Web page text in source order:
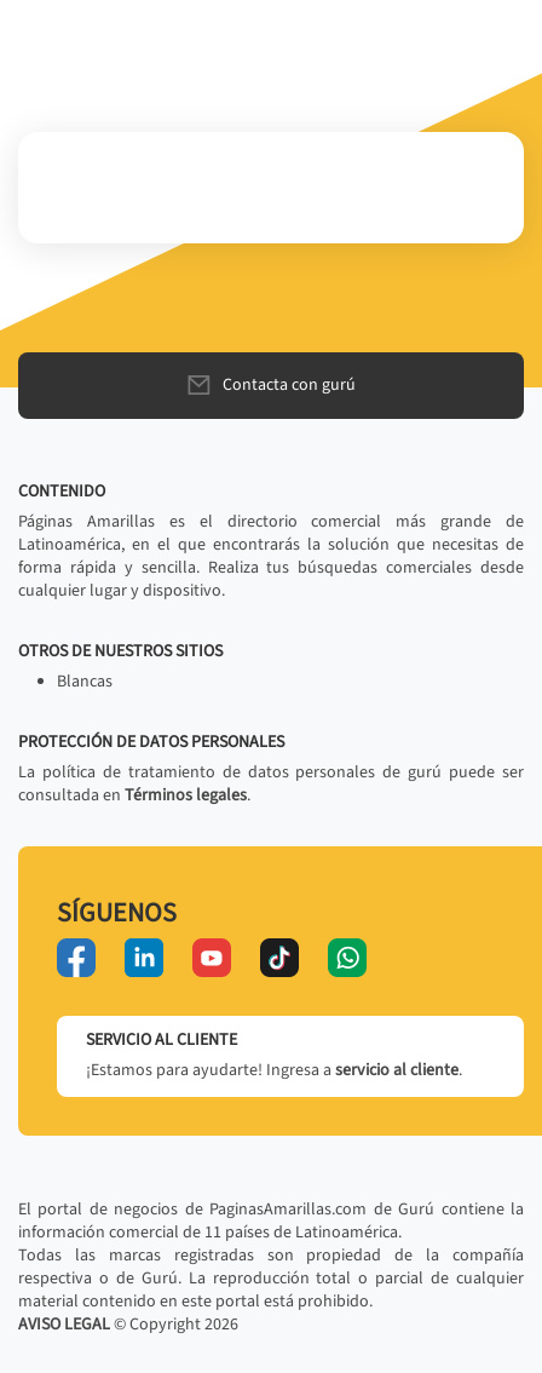
Contacta con gurú
CONTENIDO
Páginas Amarillas es el directorio comercial más grande de
Latinoamérica, en el que encontrarás la solución que necesitas de
forma rápida y sencilla. Realiza tus búsquedas comerciales desde
cualquier lugar y dispositivo.
OTROS DE NUESTROS SITIOS
Blancas
PROTECCIÓN DE DATOS PERSONALES
La política de tratamiento de datos personales de gurú puede ser
consultada en Términos legales.
SÍGUENOS
SERVICIO AL CLIENTE
¡Estamos para ayudarte! Ingresa a servicio al cliente.
El portal de negocios de PaginasAmarillas.com de Gurú contiene la
información comercial de 11 países de Latinoamérica.
Todas las marcas registradas son propiedad de la compañía
respectiva o de Gurú. La reproducción total o parcial de cualquier
material contenido en este portal está prohibido.
AVISO LEGAL© Copyright2026